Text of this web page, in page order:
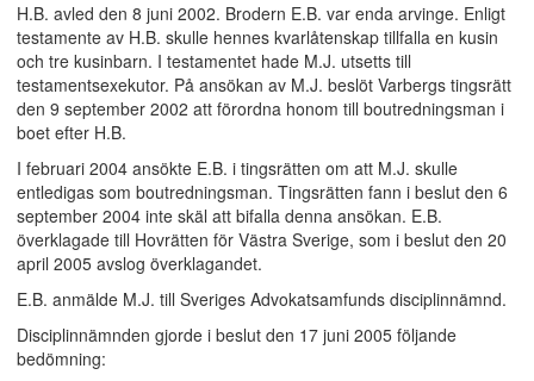
H.B. avled den 8 juni 2002. Brodern E.B. var enda arvinge. Enligt
testamente av H.B. skulle hennes kvarlåtenskap tillfalla en kusin
och tre kusinbarn. I testamentet hade M.J. utsetts till
testamentsexekutor. På ansökan av M.J. beslöt Varbergs tingsrätt
den 9 september 2002 att förordna honom till boutredningsman i
boet efter H.B.
I februari 2004 ansökte E.B. i tingsrätten om att M.J. skulle
entledigas som boutredningsman. Tingsrätten fann i beslut den 6
september 2004 inte skäl att bifalla denna ansökan. E.B.
överklagade till Hovrätten för Västra Sverige, som i beslut den 20
april 2005 avslog överklagandet.
E.B. anmälde M.J. till Sveriges Advokatsamfunds disciplinnämnd.
Disciplinnämnden gjorde i beslut den 17 juni 2005 följande
bedömning: